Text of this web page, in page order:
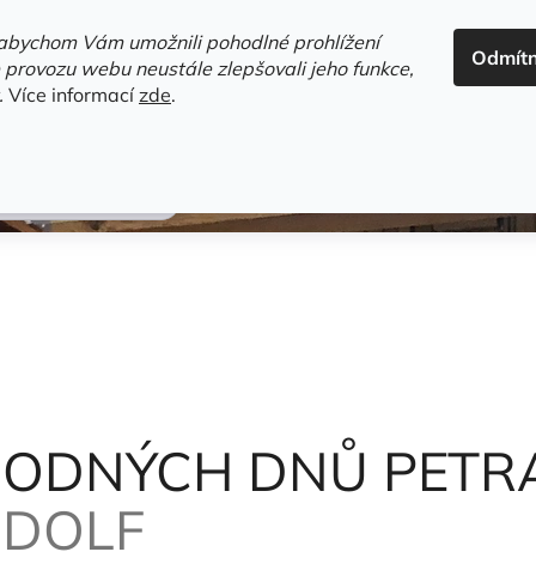
Vám umožnili pohodlné prohlížení
webu neustále zlepšovali jeho funkce,
Více informacízde.
HLEDAT
DNŮ